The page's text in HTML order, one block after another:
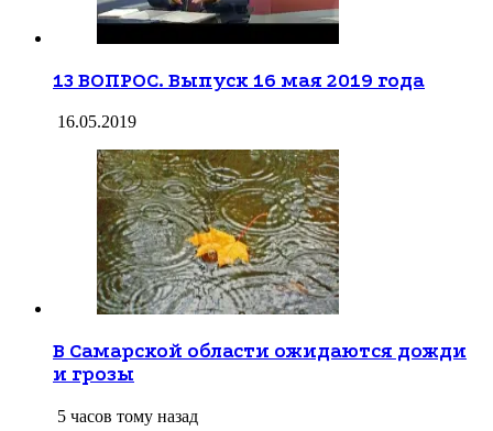
13 ВОПРОС. Выпуск 16 мая 2019 года
16.05.2019
В Самарской области ожидаются дожди
и грозы
5 часов тому назад